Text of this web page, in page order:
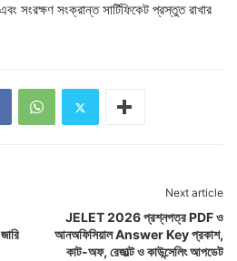
সংরক্ষণ সংক্রান্ত সার্টিফিকেট প্রস্তুত রাখার
Next article
JELET 2026 প্রশ্নপত্র PDF ও
আনঅফিসিয়াল Answer Key প্রকাশ,
কাট-অফ, রেজাল্ট ও কাউন্সেলিং আপডেট